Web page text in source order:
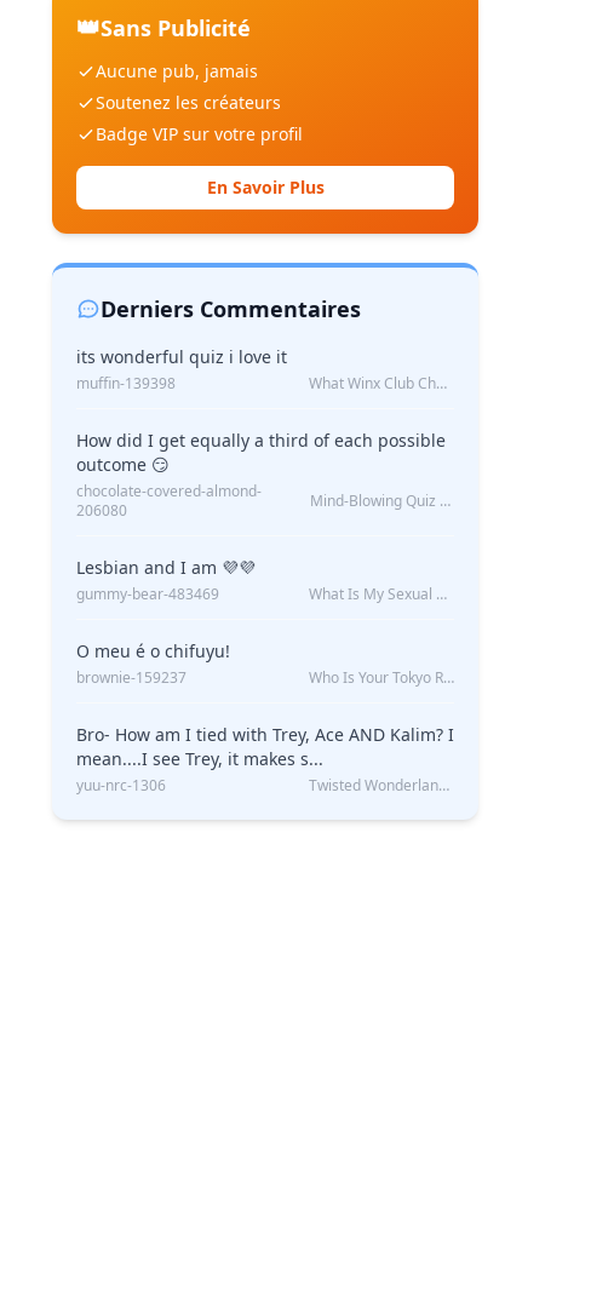
👑Sans Publicité
Aucune pub, jamais
Soutenez les créateurs
Badge VIP sur votre profil
En Savoir Plus
Derniers Commentaires
its wonderful quiz i love it
muffin-139398 What Winx Club Character Are You?
How did I get equally a third of each possible
outcome 😏
chocolate-covered-almond-
206080
Mind-Blowing Quiz Reveals: Will I Be Alone Forever?
Lesbian and I am 💜💜
gummy-bear-483469 What Is My Sexual Orientation: Uncovered
O meu é o chifuyu!
brownie-159237 Who Is Your Tokyo Revengers Boyfriend?
Bro- How am I tied with Trey, Ace AND Kalim? I
mean....I see Trey, it makes s...
yuu-nrc-1306 Twisted Wonderland Kin Quiz